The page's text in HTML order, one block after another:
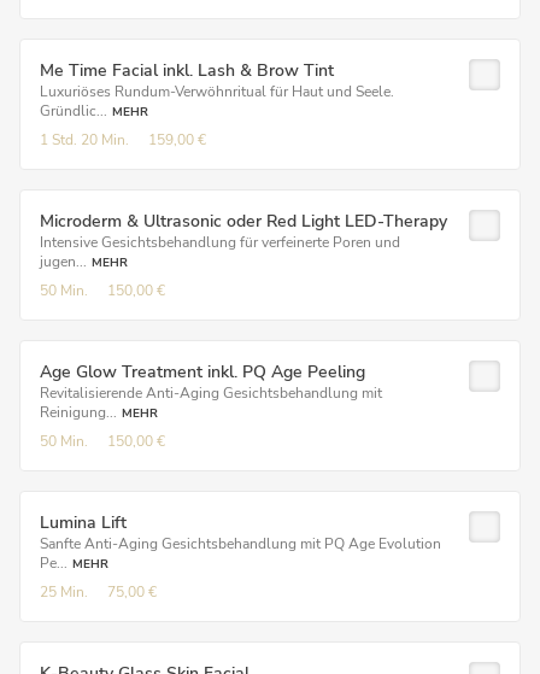
Me Time Facial inkl. Lash & Brow Tint
Luxuriöses Rundum-Verwöhnritual für Haut und Seele.
Gründlic... MEHR
1 Std. 20 Min. 159,00 €
Microderm & Ultrasonic oder Red Light LED-Therapy
Intensive Gesichtsbehandlung für verfeinerte Poren und
jugen... MEHR
50 Min. 150,00 €
Age Glow Treatment inkl. PQ Age Peeling
Revitalisierende Anti-Aging Gesichtsbehandlung mit
Reinigung... MEHR
50 Min. 150,00 €
Lumina Lift
Sanfte Anti-Aging Gesichtsbehandlung mit PQ Age Evolution
Pe... MEHR
25 Min. 75,00 €